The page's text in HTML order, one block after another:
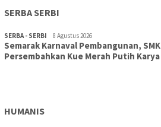
SERBA SERBI
SERBA - SERBI 8 Agustus 2026
Semarak Karnaval Pembangunan,
Persembahkan Kue Merah Putih
TOPIK 8 Agustus 2026
HUMANIS